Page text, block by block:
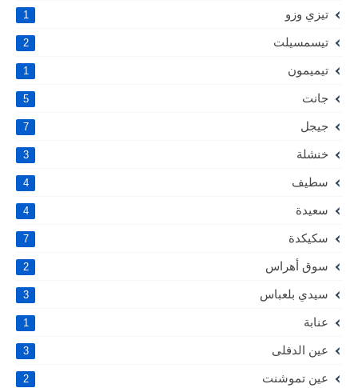
تيزي وزو 1
تيسمسيلت 2
تيميمون 1
جانت 5
جيجل 7
خنشلة 3
سطيف 4
سعيدة 4
سكيكدة 7
سوق أهراس 2
سيدي بلعباس 3
عنابة 1
عين الدفلى 3
عين تموشنت 2